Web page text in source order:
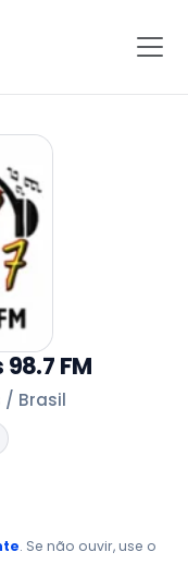
FM
/ Brasil
. Se não ouvir, use o